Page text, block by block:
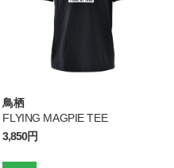
鳥栖
FLYING MAGPIE TEE
3,850円